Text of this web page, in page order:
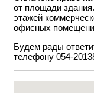
от площади
этажей
офисных
Будем рады
телефону 054-